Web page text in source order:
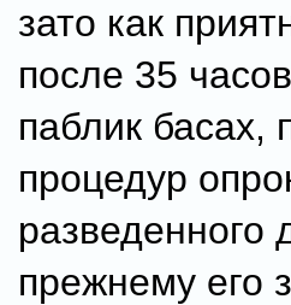
зато как
после 35
паблик басах,
процедур
разведенного
прежнему его